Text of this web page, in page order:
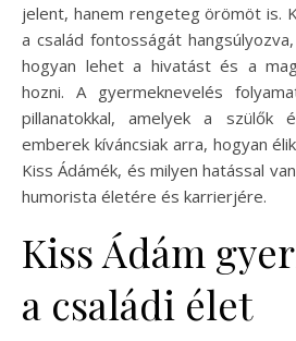
jelent, hanem rengeteg örömöt is.
a család fontosságát
hogyan lehet a hivatást és a
hozni. A gyermeknevelés
pillanatokkal, amelyek a szülők
emberek kíváncsiak arra, hogyan
Kiss Ádámék, és milyen hatással
humorista életére és karrierjére.
Kiss Ádám
a családi élet